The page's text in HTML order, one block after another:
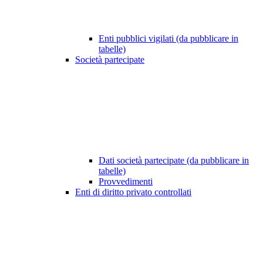
Enti pubblici vigilati (da pubblicare in
tabelle)
Società partecipate
Dati società partecipate (da pubblicare in
tabelle)
Provvedimenti
Enti di diritto privato controllati